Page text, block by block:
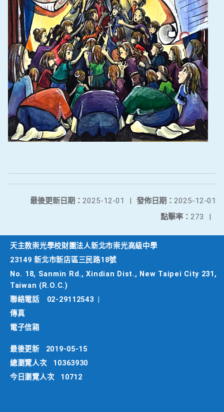
發佈日期： 2025-12-01
最後更新日期： 2025-12-01
|
點擊率： 273 |
天主教崇光學校財團法人新北市崇光高級中學
23149 新北市新店區三民路18號
No. 18, Sanmin Rd., Xindian Dist., New Taipei City 231,
Taiwan (R.O.C.)
聯絡電話
02-29112543
傳真
電子信箱
最後更新
2019-05-15
總瀏覽人次
10363930
今日瀏覽人次
10712